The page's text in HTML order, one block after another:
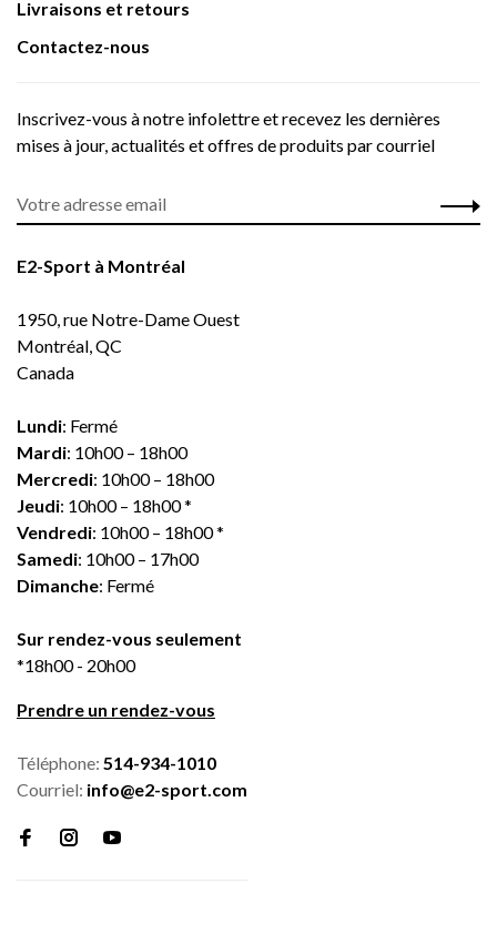
Livraisons et retours
Contactez-nous
Inscrivez-vous à notre infolettre et recevez les dernières
mises à jour, actualités et offres de produits par courriel
E2-Sport à Montréal
1950, rue Notre-Dame Ouest
Montréal, QC
Canada
Lundi: Fermé
Mardi: 10h00 – 18h00
Mercredi: 10h00 – 18h00
Jeudi: 10h00 – 18h00 *
Vendredi: 10h00 – 18h00 *
Samedi: 10h00 – 17h00
Dimanche: Fermé
Sur rendez-vous seulement
*18h00 - 20h00
Prendre un rendez-vous
Téléphone: 514-934-1010
Courriel: info@e2-sport.com